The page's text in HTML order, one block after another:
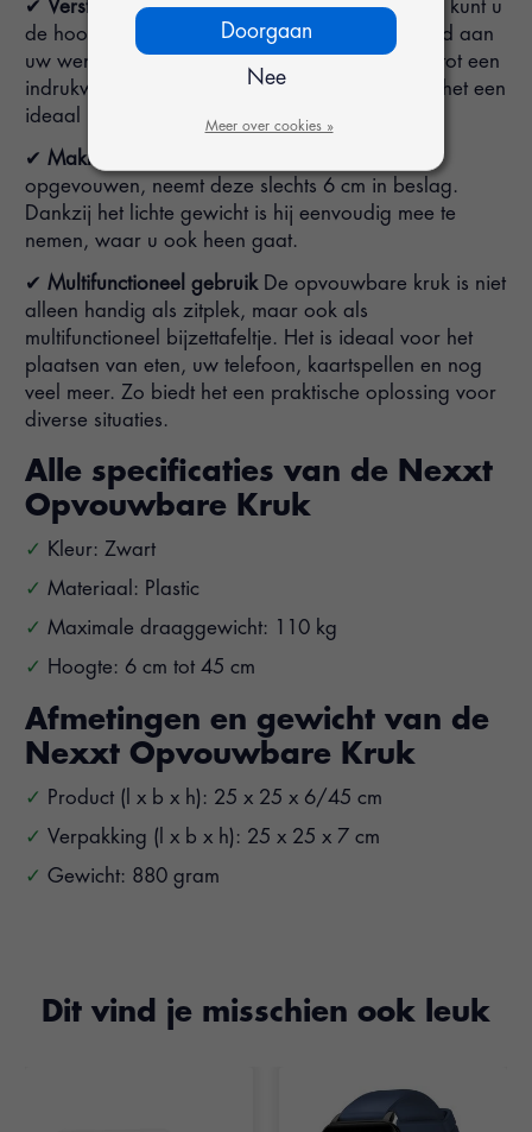
✔ Verstelbare hoogteMet de opvouwbare kruk kunt u
de hoogte aanpassen, zodat het zitcomfort altijd aan
uw wensen voldoet. U kunt de stoel uitklappen tot een
indrukwekkende hoogte van 45 cm, waardoor het een
ideaal krukje is voor onderweg!
✔Makkelijk mee te nemen
opgevouwen, neemt deze slechts 6 cm in beslag.
Dankzij het lichte gewicht is hij eenvoudig mee te
nemen, waar u ook heen gaat.
✔Multifunctioneel gebruik De opvouwbare kruk is niet
alleen handig als zitplek, maar ook als
multifunctioneel bijzettafeltje. Het is ideaal voor het
plaatsen van eten, uw telefoon, kaartspellen en nog
veel meer. Zo biedt het een praktische oplossing voor
diverse situaties.
Alle specificaties van de Nexxt
Opvouwbare Kruk
Kleur: Zwart
Materiaal: Plastic
Maximale draaggewicht: 110 kg
Hoogte: 6 cm tot 45 cm
Afmetingen en gewicht van de
Nexxt Opvouwbare Kruk
Product (l x b x h): 25 x 25 x 6/45 cm
Verpakking (l x b x h): 25 x 25 x 7 cm
Gewicht: 880 gram
Dit vind je misschien ook leuk
Doorgaan
Nee
Meer over cookies »